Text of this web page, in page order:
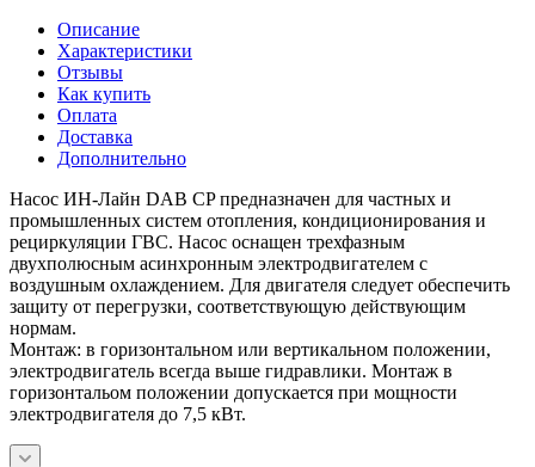
Описание
Характеристики
Отзывы
Как купить
Оплата
Доставка
Дополнительно
Насос ИН-Лайн DAB CP предназначен для частных и
промышленных систем отопления, кондиционирования и
рециркуляции ГВС. Насос оснащен трехфазным
двухполюсным асинхронным электродвигателем с
воздушным охлаждением. Для двигателя следует обеспечить
защиту от перегрузки, соответствующую действующим
нормам.
Монтаж: в горизонтальном или вертикальном положении,
электродвигатель всегда выше гидравлики. Монтаж в
горизонтальом положении допускается при мощности
электродвигателя до 7,5 кВт.